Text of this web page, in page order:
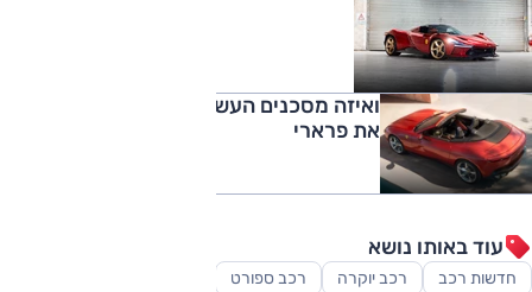
ואיזה מסכנים העשירים: איראן סיבכה גם
את פרארי
עוד באותו נושא
חדשות רכב רכב יוקרה רכב ספורט